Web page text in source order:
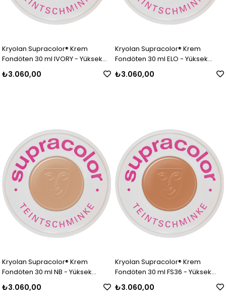
Kryolan Supracolor® Krem
Fondöten 30 ml IVORY - Yüksek
₺3.060,00
Kryolan Supracolor® Krem
Fondöten 30 ml ELO - Yüksek
₺3.060,00
Kryolan Supracolor® Krem
Fondöten 30 ml NB - Yüksek
Kapatıcı Özellikli Makyaj Ürünü
₺3.060,00
Kryolan Supracolor® Krem
Fondöten 30 ml FS36 - Yüksek
Kapatıcı Özellikli Makyaj Ürünü
₺3.060,00